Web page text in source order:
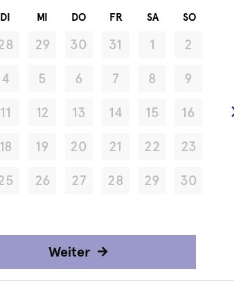
DI MI DO FR SA SO
29 30 31 1 2
4 5 6 7 8 9
11 12 13 14 15 16
18 19 20 21 22 23
26 27 28 29 30
Weiter